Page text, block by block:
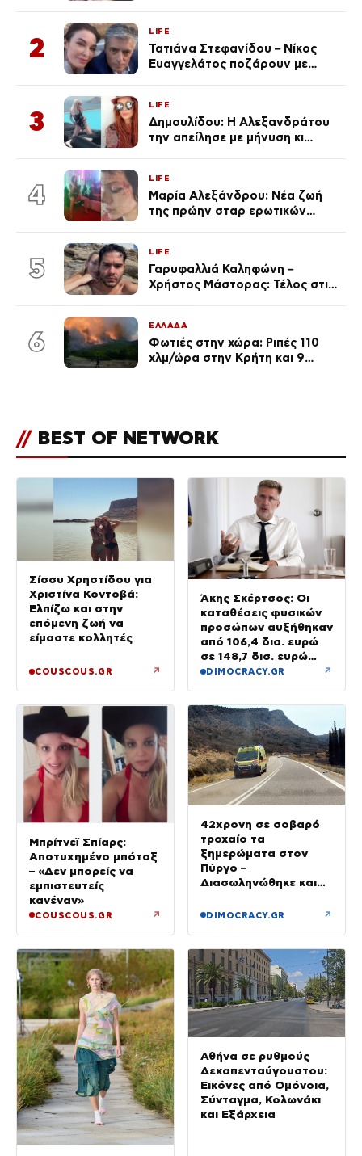
2
LIFE
Τατιάνα Στεφανίδου – Νίκος
Ευαγγελάτος ποζάρουν με
3
LIFE
Δημουλίδου: Η Αλεξανδράτου
την απείλησε με μήνυση κι
ποια είσαι σοκαρίστικα»
4
LIFE
Μαρία Αλεξάνδρου: Νέα ζωή
της πρώην σταρ ερωτικών
(Φωτογραφίες)
5
LIFE
Γαρυφαλλιά Καληφώνη –
Χρήστος Μάστορας: Τέλος στις
6
ΕΛΛΑΔΑ
Φωτιές στην χώρα: Ριπές 110
χλμ/ώρα στην Κρήτη και 9
// BEST OF NETWORK
Σίσσυ Χρηστίδου για
Χριστίνα Κοντοβά:
Ελπίζω και στην
επόμενη ζωή να
είμαστε κολλητές
COUSCOUS.GR ↗
Άκης Σκέρτσος: Οι
καταθέσεις φυσικών
προσώπων αυξήθηκαν
από 106,4 δισ. ευρώ
σε 148,7 δισ. ευρώ
από τον Δεκέμβριο
DIMOCRACY.GR ↗
Μπρίτνεϊ Σπίαρς:
Αποτυχημένο μπότοξ
– «Δεν μπορείς να
εμπιστευτείς
κανέναν»
COUSCOUS.GR ↗
42χρονη σε σοβαρό
τροχαίο τα
ξημερώματα στον
Πύργο –
Διασωληνώθηκε και
DIMOCRACY.GR ↗
Αθήνα σε ρυθμούς
Δεκαπενταύγουστου:
Εικόνες από Ομόνοια,
Σύνταγμα, Κολωνάκι
και Εξάρχεια